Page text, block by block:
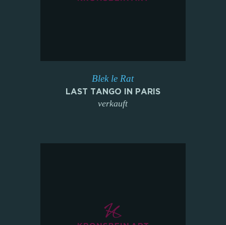
Blek le Rat
LAST TANGO IN PARIS
verkauft